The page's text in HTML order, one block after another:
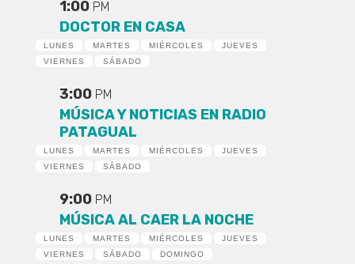
1:00 PM
DOCTOR EN CASA
LUNES MARTES MIÉRCOLES
JUEVES
VIERNES
SÁBADO
3:00 PM
MÚSICA Y NOTICIAS EN RADIO
PATAGUAL
LUNES MARTES MIÉRCOLES
JUEVES
VIERNES
SÁBADO
9:00 PM
MÚSICA AL CAER LA NOCHE
LUNES MARTES MIÉRCOLES
JUEVES
VIERNES
SÁBADO DOMINGO